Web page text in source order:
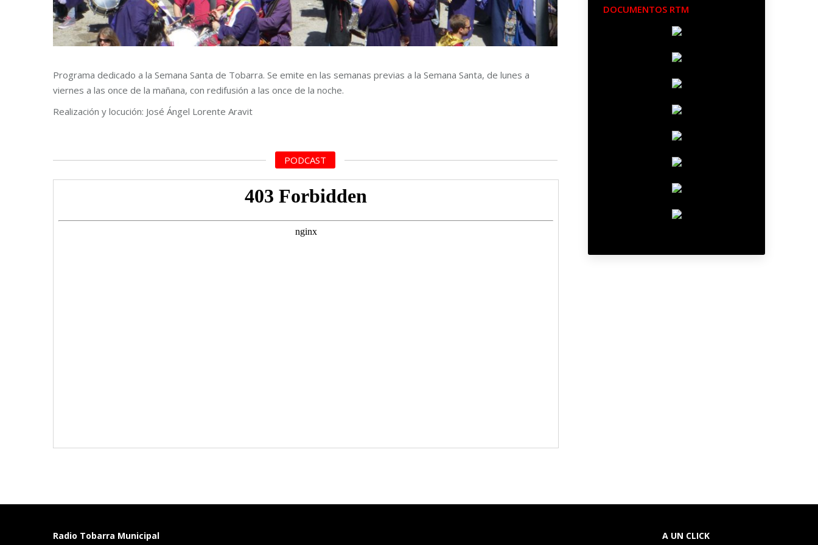
Programa dedicado a la Semana Santa de Tobarra. Se emite en las semanas previas a la Semana Santa, de lunes a
viernes a las once de la mañana, con redifusión a las once de la noche.
Realización y locución: José Ángel Lorente Aravit
PODCAST
DOCUMENTOS RTM
Radio Tobarra Municipal
A UN CLICK